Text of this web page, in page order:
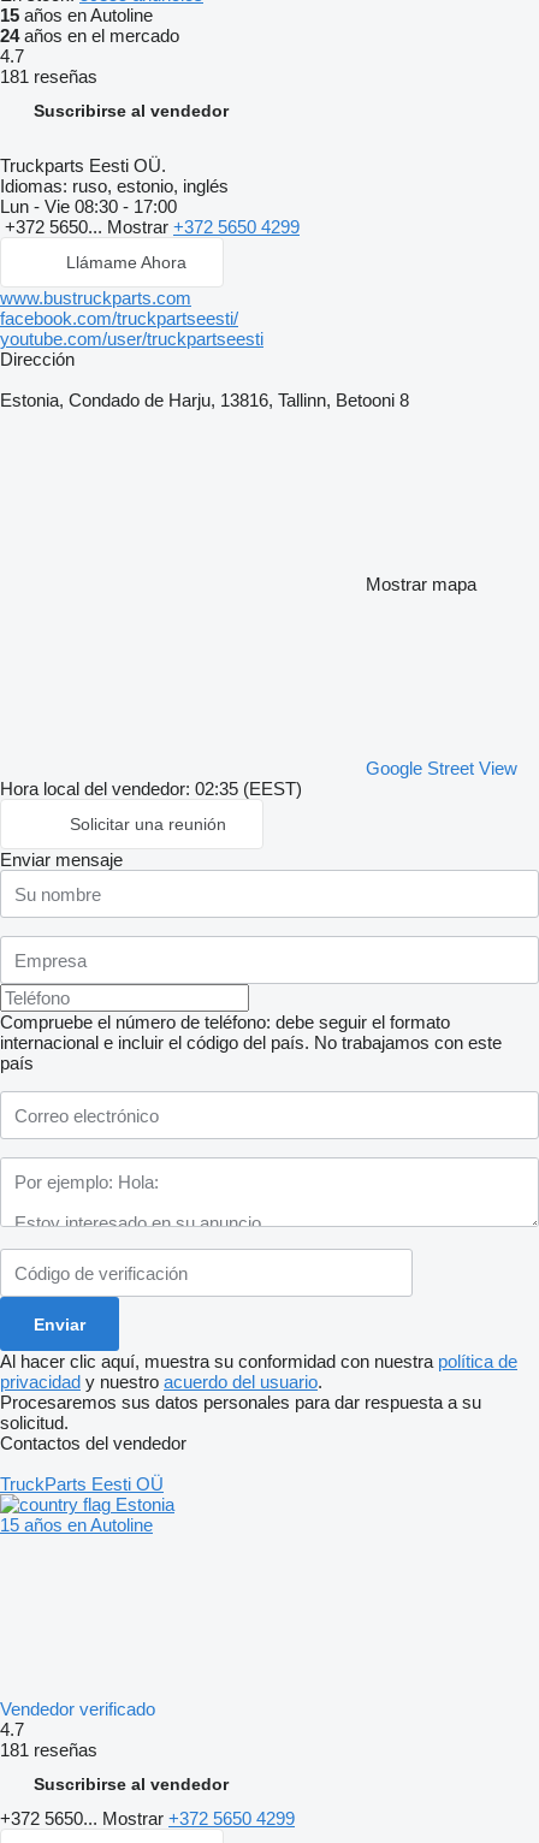
15 años en Autoline
24años en el mercado
4.7
181 reseñas
Suscribirse al vendedor
Truckparts Eesti OÜ.
Idiomas: ruso, estonio, inglés
Lun - Vie 08:30 - 17:00
+372 5650... Mostrar +372 5650 4299
Llámame Ahora
www.bustruckparts.com
facebook.com/truckpartseesti/
youtube.com/user/truckpartseesti
Dirección
Estonia, Condado de Harju, 13816, Tallinn, Betooni 8
Mostrar mapa
Google Street View
Hora local del vendedor: 02:35 (EEST)
Solicitar una reunión
Enviar mensaje
Compruebe el número de teléfono: debe seguir el formato
internacional e incluir el código del país. No trabajamos con este
país
Al hacer clic aquí, muestra su conformidad con nuestra política de
privacidad y nuestro acuerdo del usuario.
Procesaremos sus datos personales para dar respuesta a su
solicitud.
Contactos del vendedor
TruckParts Eesti OÜ
Estonia
15 años en Autoline
Vendedor verificado
4.7
181 reseñas
Suscribirse al vendedor
+372 5650... Mostrar +372 5650 4299